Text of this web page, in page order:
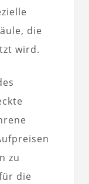
die
wird.
zu
die